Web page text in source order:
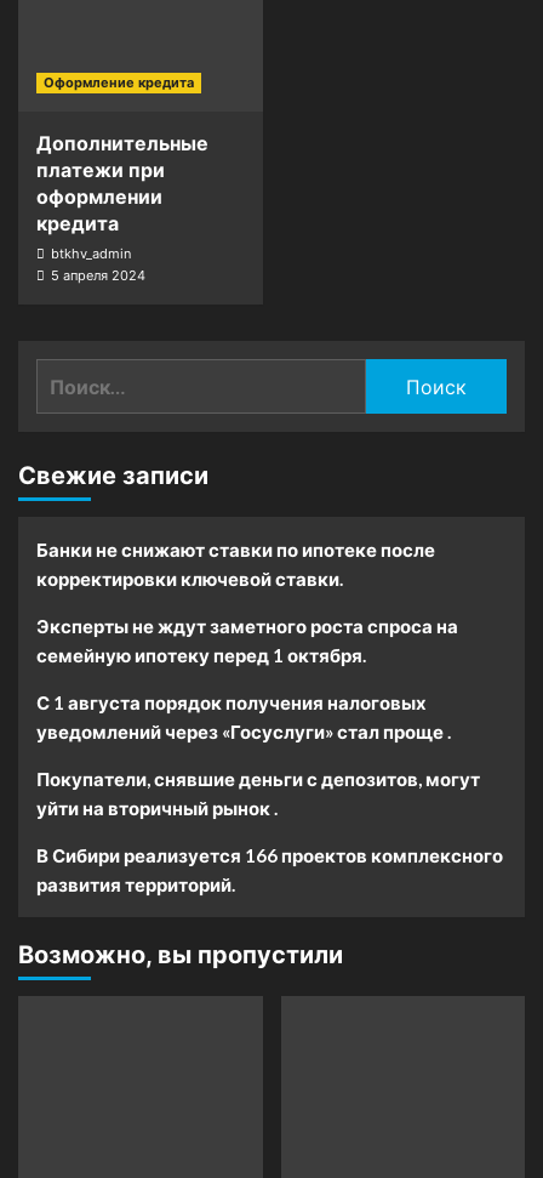
Оформление кредита
Дополнительные
платежи при
оформлении
кредита
btkhv_admin
5 апреля 2024
Свежие записи
Банки не снижают ставки по ипотеке после
корректировки ключевой ставки.
Эксперты не ждут заметного роста спроса на
семейную ипотеку перед 1 октября.
С 1 августа порядок получения налоговых
уведомлений через «Госуслуги» стал проще .
Покупатели, снявшие деньги с депозитов, могут
уйти на вторичный рынок .
В Сибири реализуется 166 проектов комплексного
развития территорий.
Возможно, вы пропустили